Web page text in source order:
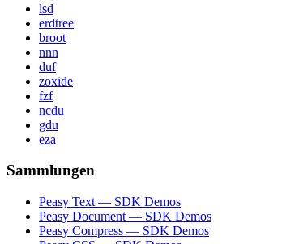
lsd
erdtree
broot
nnn
duf
zoxide
fzf
ncdu
gdu
eza
Sammlungen
Peasy Text — SDK Demos
Peasy Document — SDK Demos
Peasy Compress — SDK Demos